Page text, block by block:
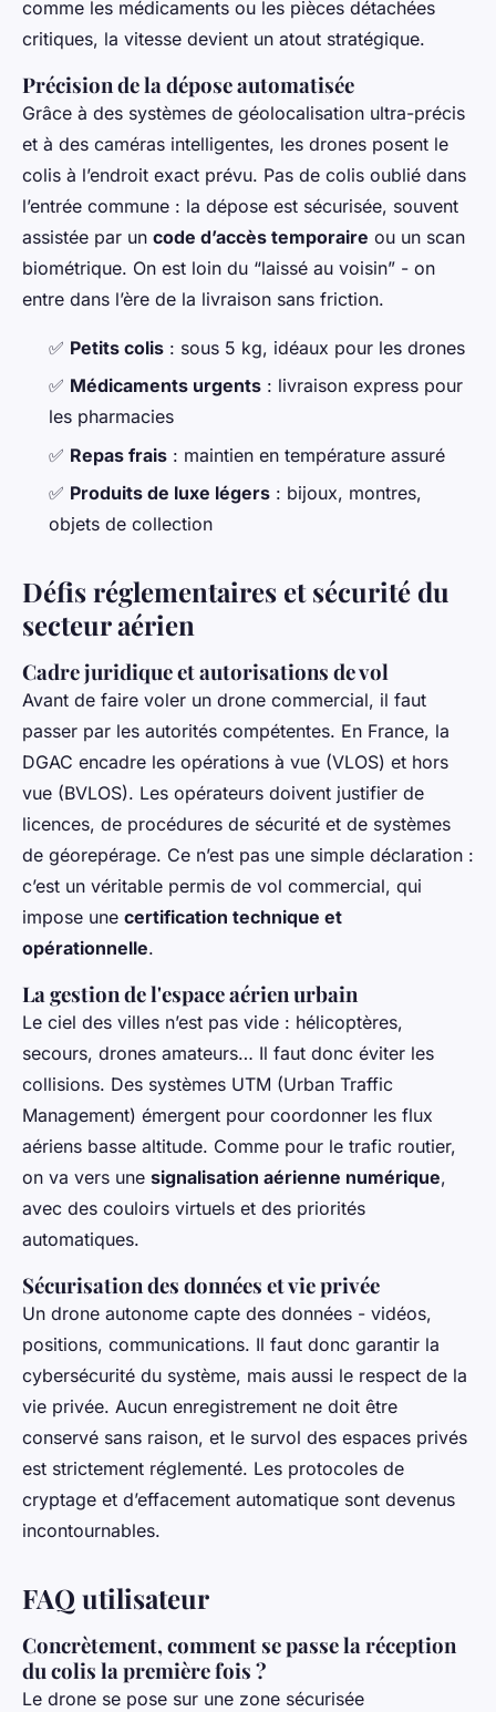
comme les médicaments ou les pièces détachées
critiques, la vitesse devient un atout stratégique.
Précision de la dépose automatisée
Grâce à des systèmes de géolocalisation ultra-précis
et à des caméras intelligentes, les drones posent le
colis à l’endroit exact prévu. Pas de colis oublié dans
l’entrée commune : la dépose est sécurisée, souvent
assistée par un code d’accès temporaire ou un scan
biométrique. On est loin du “laissé au voisin” - on
entre dans l’ère de la livraison sans friction.
✅ Petits colis : sous 5 kg, idéaux pour les drones
✅ Médicaments urgents : livraison express pour
les pharmacies
✅ Repas frais : maintien en température assuré
✅ Produits de luxe légers : bijoux, montres,
objets de collection
Défis réglementaires et sécurité du
secteur aérien
Cadre juridique et autorisations de vol
Avant de faire voler un drone commercial, il faut
passer par les autorités compétentes. En France, la
DGAC encadre les opérations à vue (VLOS) et hors
vue (BVLOS). Les opérateurs doivent justifier de
licences, de procédures de sécurité et de systèmes
de géorepérage. Ce n’est pas une simple déclaration :
c’est un véritable permis de vol commercial, qui
impose une certification technique et
opérationnelle.
La gestion de l'espace aérien urbain
Le ciel des villes n’est pas vide : hélicoptères,
secours, drones amateurs… Il faut donc éviter les
collisions. Des systèmes UTM (Urban Traffic
Management) émergent pour coordonner les flux
aériens basse altitude. Comme pour le trafic routier,
on va vers une signalisation aérienne numérique,
avec des couloirs virtuels et des priorités
automatiques.
Sécurisation des données et vie privée
Un drone autonome capte des données - vidéos,
positions, communications. Il faut donc garantir la
cybersécurité du système, mais aussi le respect de la
vie privée. Aucun enregistrement ne doit être
conservé sans raison, et le survol des espaces privés
est strictement réglementé. Les protocoles de
cryptage et d’effacement automatique sont devenus
incontournables.
FAQ utilisateur
Concrètement, comment se passe la réception
du colis la première fois ?
Le drone se pose sur une zone sécurisée